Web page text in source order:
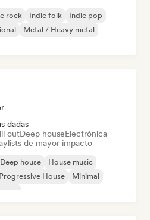
rock Indie folk
Indie pop
Metal / Heavy metal
dadas
outDeep houseElectrónica
de mayor impacto
Deep house
House music
House
Minimal